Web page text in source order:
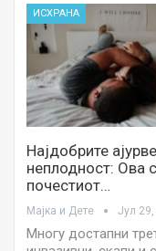
ИСХРАНА
Најдобрите
неплодност: Ова
почестиот…
Мајка и Дете Јул
Многу достапни